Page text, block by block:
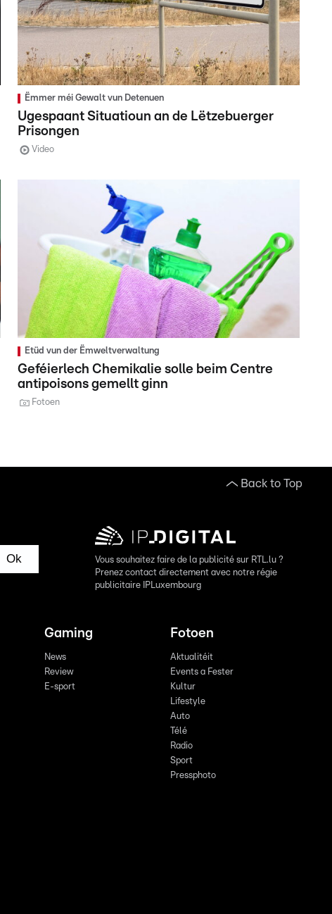
Ëmmer méi Gewalt vun Detenuen
Ugespaant Situatioun an de Lëtzebuerger
Prisongen
Video
Etüd vun der Ëmweltverwaltung
Geféierlech Chemikalie solle beim Centre
antipoisons gemellt ginn
Fotoen
Back to Top
Ok
Vous souhaitez faire de la publicité sur RTL.lu ?
Prenez contact directement avec notre régie
publicitaire IPLuxembourg
Gaming
News
Review
E-sport
Fotoen
Aktualitéit
Events a Fester
Kultur
Lifestyle
Auto
Télé
Radio
Sport
Pressphoto